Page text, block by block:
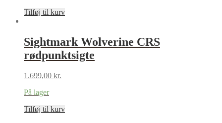
Tilføj til kurv
Sightmark Wolverine CRS
rødpunktsigte
1.699,00 kr.
På lager
Tilføj til kurv